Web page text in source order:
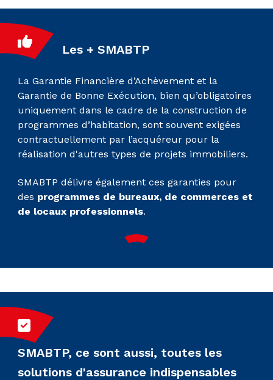
Les + SMABTP
La Garantie Financière d’Achèvement et la
Garantie de Bonne Exécution, bien qu’obligatoires
uniquement dans le cadre de la construction de
programmes d’habitation, sont souvent exigées
contractuellement par l’acquéreur pour la
réalisation d'autres types de projets immobiliers.
SMABTP délivre également ces garanties pour
des programmes de bureaux, de commerces et
de locaux professionnels.
SMABTP, ce sont aussi, toutes les
solutions d'assurance indispensables